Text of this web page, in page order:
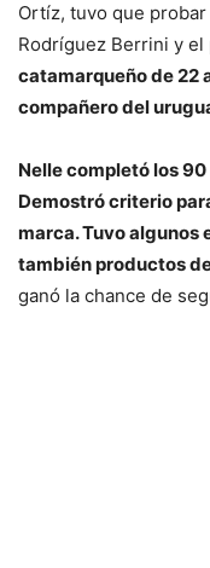
Ortíz, tuvo que
Rodríguez Berrini y el
catamarqueño de 22
compañero del
Nelle completó los
Demostró criterio
marca. Tuvo algunos
también productos
ganó la chance de